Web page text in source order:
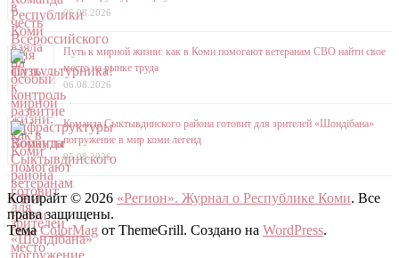
06.08.2026
Путь к мирной жизни: как в Коми помогают ветеранам СВО найти свое
место на рынке труда
06.08.2026
Команда Сыктывдинского района готовит для зрителей «Шондібана»
погружение в мир коми легенд
05.08.2026
Копирайт © 2026 «Регион». Журнал о Республике Коми. Все
права защищены.
ТемаColorMag от ThemeGrill. Создано на WordPress.